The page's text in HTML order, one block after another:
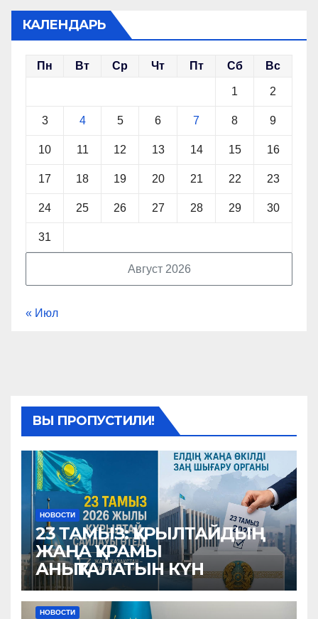
КАЛЕНДАРЬ
Август 2026
Пн Вт Ср Чт Пт Сб Вс
1 2
3 4 5 6 7 8 9
10 11 12 13 14 15 16
17 18 19 20 21 22 23
24 25 26 27 28 29 30
31
« Июл
ВЫ ПРОПУСТИЛИ!
НОВОСТИ
23 ТАМЫЗ: ҚҰРЫЛТАЙДЫҢ
ЖАҢА ҚҰРАМЫ
АНЫҚТАЛАТЫН КҮН
НОВОСТИ